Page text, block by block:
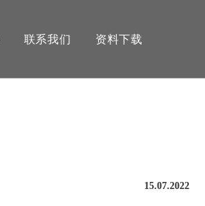
联系我们 资料下载
15.07.2022